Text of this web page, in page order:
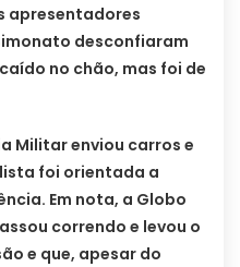
apresentadores
desconfiaram
no chão, mas foi de
Militar enviou carros e
foi orientada a
Em nota, a Globo
correndo e levou o
e que, apesar do